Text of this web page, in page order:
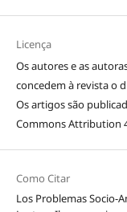
Licença
Os autores e as
concedem à revista o
Os artigos são
Commons Attribution
Como Citar
Los Problemas Socio-